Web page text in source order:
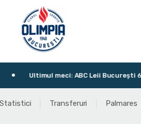
Ultimul meci: ABC Leii București 65 -
Statistici Transferuri Palmares